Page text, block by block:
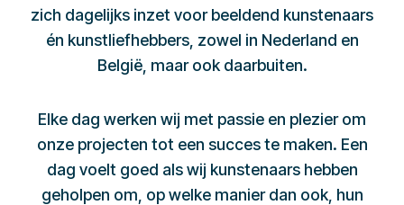
zich dagelijks inzet voor beeldend kunstenaars
én kunstliefhebbers, zowel in Nederland en
België, maar ook daarbuiten.
Elke dag werken wij met passie en plezier om
onze projecten tot een succes te maken. Een
dag voelt goed als wij kunstenaars hebben
geholpen om, op welke manier dan ook, hun